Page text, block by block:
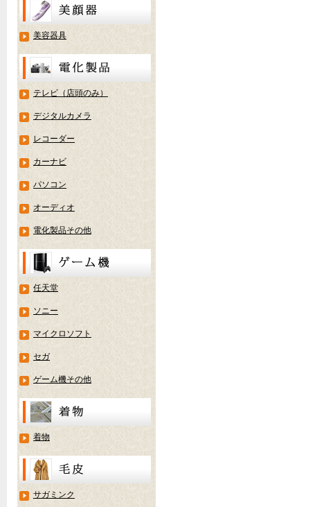
美容器具
テレビ（店頭のみ）
デジタルカメラ
レコーダー
カーナビ
パソコン
オーディオ
電化製品その他
任天堂
ソニー
マイクロソフト
セガ
ゲーム機その他
着物
サガミンク